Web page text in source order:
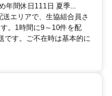
年間休日111日 夏季...
エリアで、生協組合員さ
。1時間に9～10件を配
です。ご不在時は基本的に